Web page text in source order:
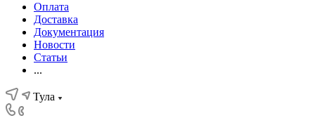
Оплата
Доставка
Документация
Новости
Статьи
...
Тула